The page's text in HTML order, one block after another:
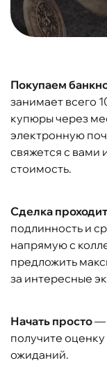
Покупаем
занимает всего
купюры через
электронную
свяжется с вами
стоимость.
Сделка
подлинность и
напрямую с
предложить
за интересные
Начать просто—
получите
ожиданий.